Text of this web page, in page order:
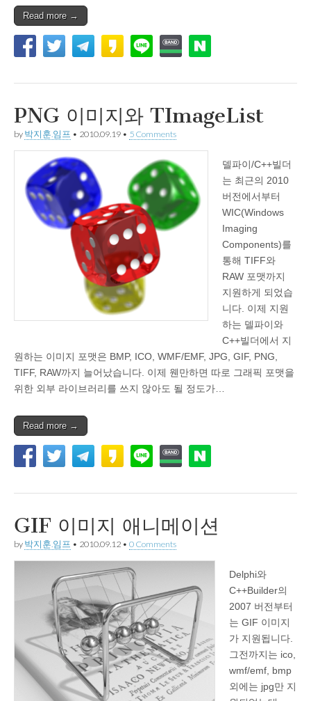
Read more →
PNG 이미지와 TImageList
by 박지훈.임프 • 2010.09.19 • 5 Comments
델파이/C++빌더
는 최근의 2010
버전에서부터
WIC(Windows
Imaging
Components)를
통해 TIFF와
RAW 포맷까지
지원하게 되었습
니다. 이제 지원
하는 델파이와
C++빌더에서 지
원하는 이미지 포맷은 BMP, ICO, WMF/EMF, JPG, GIF, PNG,
TIFF, RAW까지 늘어났습니다. 이제 웬만하면 따로 그래픽 포맷을
위한 외부 라이브러리를 쓰지 않아도 될 정도가…
Read more →
GIF 이미지 애니메이션
by 박지훈.임프 • 2010.09.12 • 0 Comments
Delphi와
C++Builder의
2007 버전부터
는 GIF 이미지
가 지원됩니다.
그전까지는 ico,
wmf/emf, bmp
외에는 jpg만 지